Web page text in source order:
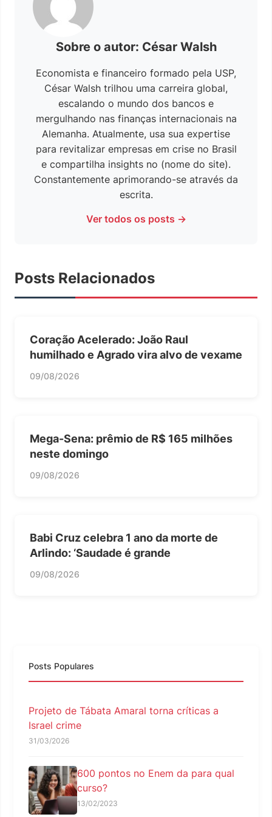
Sobre o autor: César Walsh
Economista e financeiro formado pela USP,
César Walsh trilhou uma carreira global,
escalando o mundo dos bancos e
mergulhando nas finanças internacionais na
Alemanha. Atualmente, usa sua expertise
para revitalizar empresas em crise no Brasil
e compartilha insights no (nome do site).
Constantemente aprimorando-se através da
escrita.
Ver todos os posts →
Posts Relacionados
Coração Acelerado: João Raul
humilhado e Agrado vira alvo de vexame
09/08/2026
Mega-Sena: prêmio de R$ 165 milhões
neste domingo
09/08/2026
Babi Cruz celebra 1 ano da morte de
Arlindo: ‘Saudade é grande
09/08/2026
Posts Populares
Projeto de Tábata Amaral torna críticas a
Israel crime
31/03/2026
600 pontos no Enem da para qual
curso?
13/02/2023